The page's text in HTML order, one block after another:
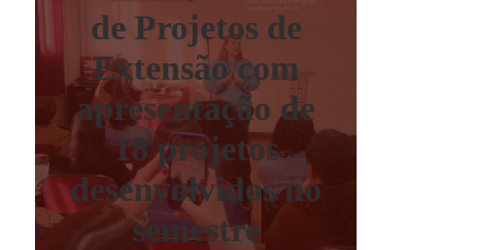
de Projetos de
Extensão com
apresentação de
18 projetos
desenvolvidos no
semestre